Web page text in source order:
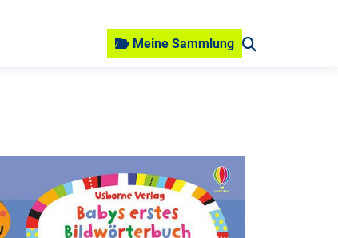
Meine Sammlung